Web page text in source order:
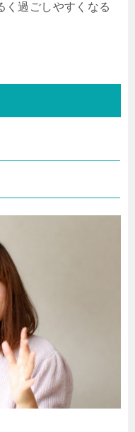
く過ごしやすくなる